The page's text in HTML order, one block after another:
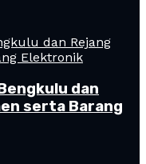
dan
serta Barang